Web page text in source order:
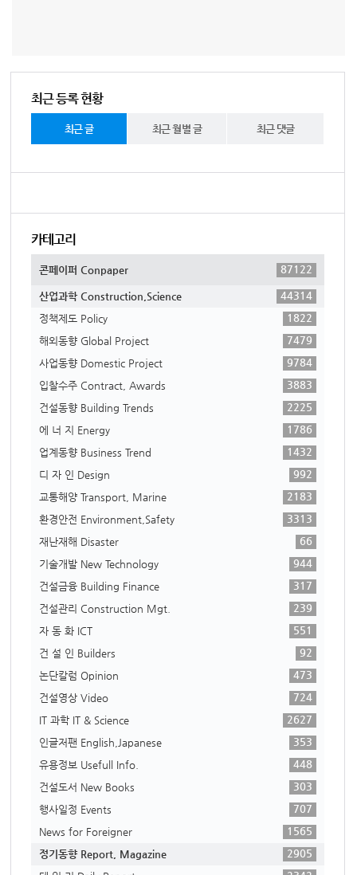
최근 등록 현황
최근 글 최근 월별 글 최근 댓글
카테고리
콘페이퍼 Conpaper 87122
산업과학 Construction,Science
44314
정책제도 Policy
1822
해외동향 Global Project
7479
사업동향 Domestic Project
9784
입찰수주 Contract, Awards
3883
건설동향 Building Trends
2225
에 너 지 Energy
1786
업계동향 Business Trend
1432
디 자 인 Design
992
교통해양 Transport, Marine
2183
환경안전 Environment,Safety
3313
재난재해 Disaster
66
기술개발 New Technology
944
건설금융 Building Finance
317
건설관리 Construction Mgt.
239
자 동 화 ICT
551
건 설 인 Builders
92
논단칼럼 Opinion
473
건설영상 Video
724
IT 과학 IT & Science
2627
인글저팬 English,Japanese
353
유용정보 Usefull Info.
448
건설도서 New Books
303
행사일정 Events
707
News for Foreigner
1565
정기동향 Report, Magazine
2905